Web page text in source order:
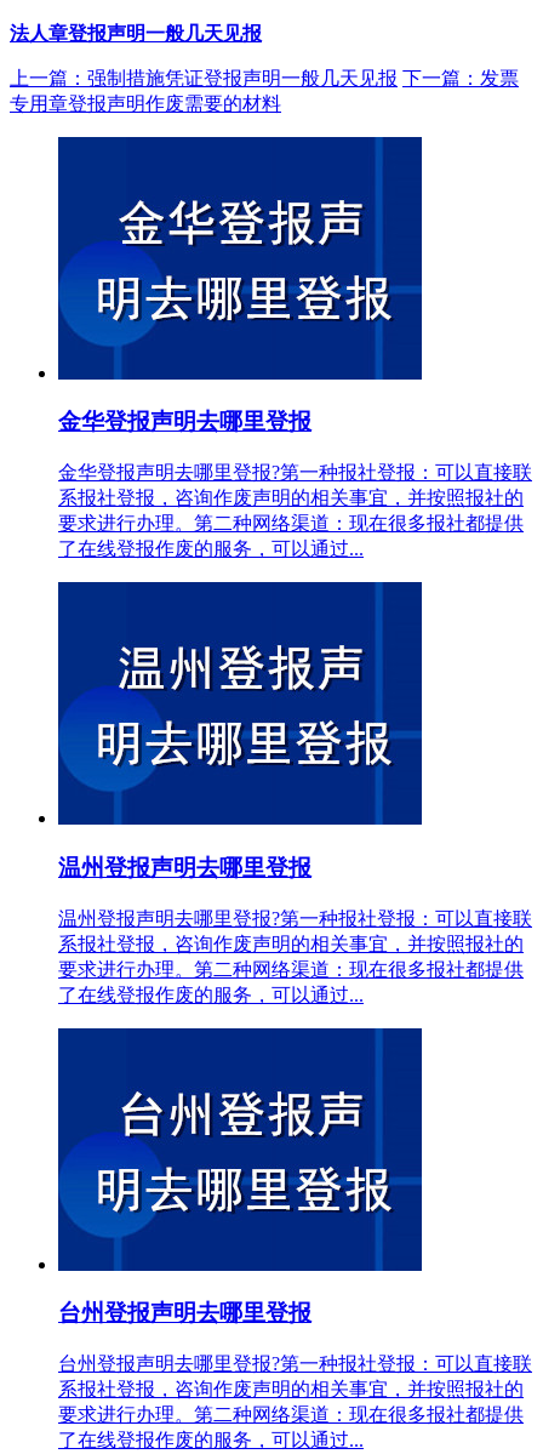
法人章登报声明一般几天见报
上一篇：强制措施凭证登报声明一般几天见报 下一篇：发票
专用章登报声明作废需要的材料
金华登报声明去哪里登报
金华登报声明去哪里登报?第一种报社登报：可以直接联
系报社登报，咨询作废声明的相关事宜，并按照报社的
要求进行办理。第二种网络渠道：现在很多报社都提供
了在线登报作废的服务，可以通过...
温州登报声明去哪里登报
温州登报声明去哪里登报?第一种报社登报：可以直接联
系报社登报，咨询作废声明的相关事宜，并按照报社的
要求进行办理。第二种网络渠道：现在很多报社都提供
了在线登报作废的服务，可以通过...
台州登报声明去哪里登报
台州登报声明去哪里登报?第一种报社登报：可以直接联
系报社登报，咨询作废声明的相关事宜，并按照报社的
要求进行办理。第二种网络渠道：现在很多报社都提供
了在线登报作废的服务，可以通过...